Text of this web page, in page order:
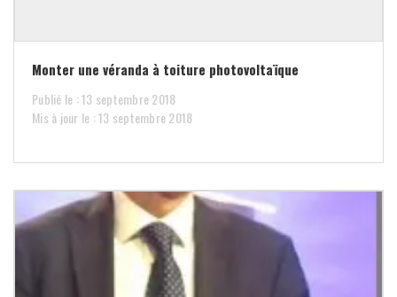
Monter une véranda à toiture photovoltaïque
Publié le : 13 septembre 2018
Mis à jour le : 13 septembre 2018